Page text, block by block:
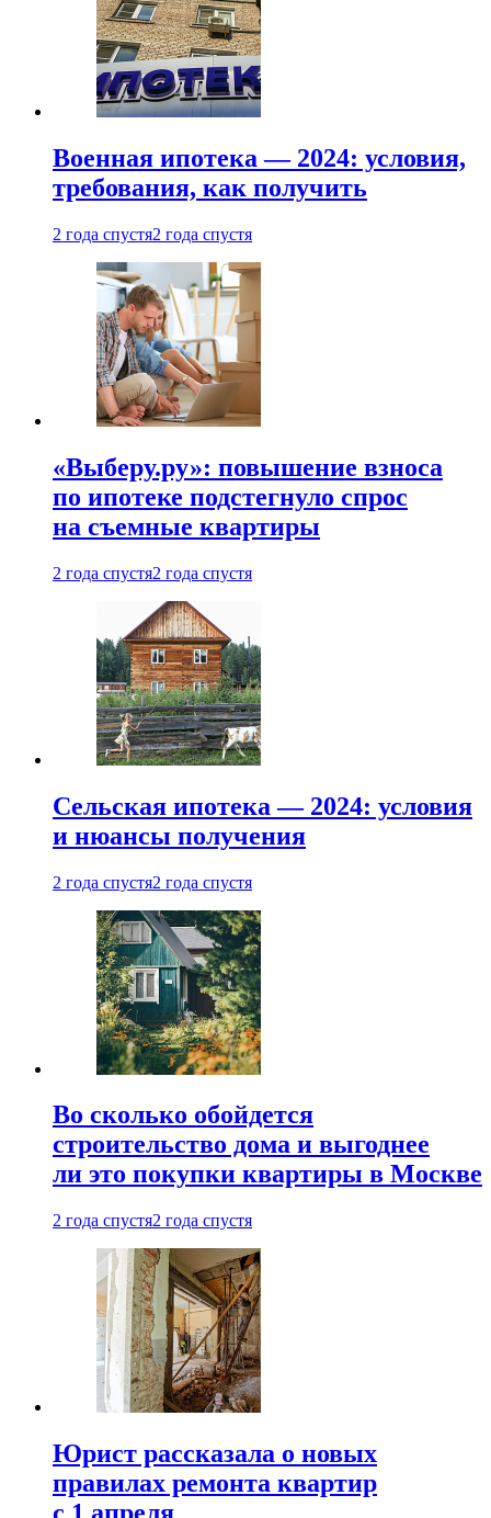
Военная ипотека — 2024: условия,
требования, как получить
2 года спустя2 года спустя
«Выберу.ру»: повышение взноса
по ипотеке подстегнуло спрос
на съемные квартиры
2 года спустя2 года спустя
Сельская ипотека — 2024: условия
и нюансы получения
2 года спустя2 года спустя
Во сколько обойдется
строительство дома и выгоднее
ли это покупки квартиры в Москве
2 года спустя2 года спустя
Юрист рассказала о новых
правилах ремонта квартир